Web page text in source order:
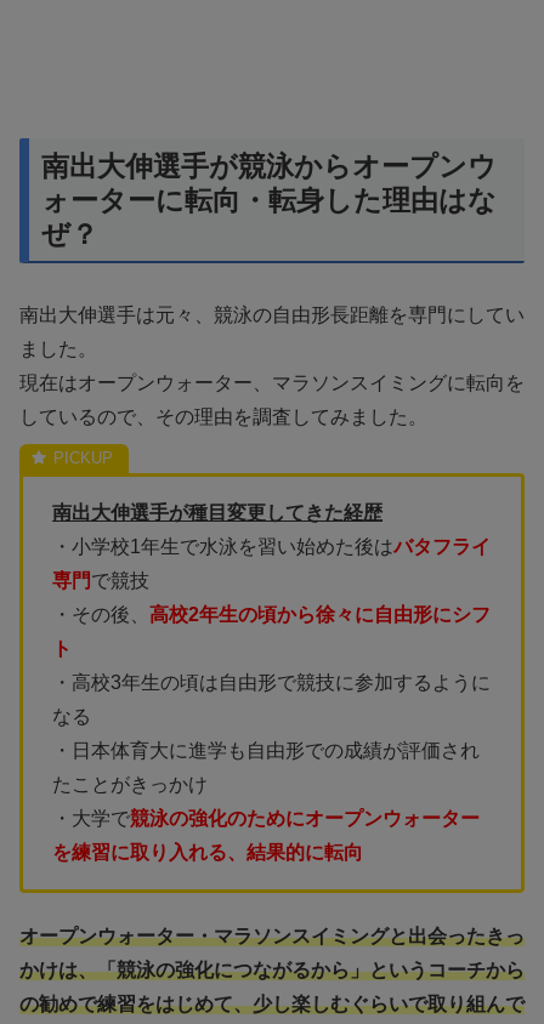
南出大伸選手が競泳からオープンウ
ォーターに転向・転身した理由はな
ぜ？
南出大伸選手は元々、競泳の自由形長距離を専門にしてい
ました。
現在はオープンウォーター、マラソンスイミングに転向を
しているので、その理由を調査してみました。
南出大伸選手が種目変更してきた経歴
・小学校1年生で水泳を習い始めた後はバタフライ
専門で競技
・その後、 高校2年生の頃から徐々に自由形にシフ
ト
・高校3年生の頃は自由形で競技に参加するように
なる
・日本体育大に進学も自由形での成績が評価され
たことがきっかけ
・大学で競泳の強化のためにオープンウォーター
を練習に取り入れる、結果的に転向
オープンウォーター・マラソンスイミングと出会ったきっ
かけは、「競泳の強化につながるから」というコーチから
の勧めで練習をはじめて、少し楽しむぐらいで取り組んで